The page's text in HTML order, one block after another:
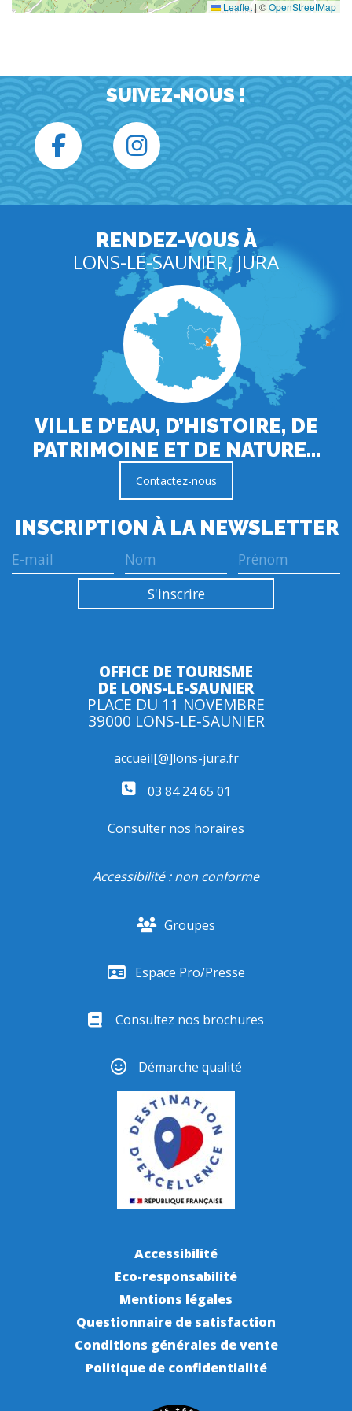
Leaflet|©OpenStreetMap
SUIVEZ-NOUS !
RENDEZ-VOUS À
LONS-LE-SAUNIER, JURA
VILLE D’EAU, D’HISTOIRE, DE
PATRIMOINE ET DE NATURE…
Contactez-nous
INSCRIPTION À LA NEWSLETTER
OFFICE DE TOURISME
DE LONS-LE-SAUNIER
PLACE DU 11 NOVEMBRE
39000 LONS-LE-SAUNIER
accueil[@]lons-jura.fr
03 84 24 65 01
Consulter nos horaires
Accessibilité : non conforme
Groupes
Espace Pro/Presse
Consultez nos brochures
Démarche qualité
Accessibilité
Eco-responsabilité
Mentions légales
Questionnaire de satisfaction
Conditions générales de vente
Politique de confidentialité